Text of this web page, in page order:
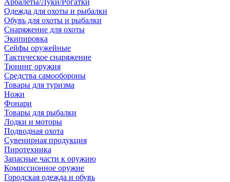
Арбалеты/Луки/Рогатки
Одежда для охоты и рыбалки
Обувь для охоты и рыбалки
Снаряжение для охоты
Экипировка
Сейфы оружейные
Тактическое снаряжение
Тюнинг оружия
Средства самообороны
Товары для туризма
Ножи
Фонари
Товары для рыбалки
Лодки и моторы
Подводная охота
Сувенирная продукция
Пиротехника
Запасные части к оружию
Комиссионное оружие
Городская одежда и обувь